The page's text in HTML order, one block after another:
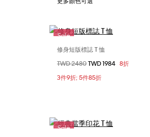
Sale
XXS
XS
修身短版標誌 T 恤
價格扣減從
TWD 2480至
TWD 1984 8折
3件9折; 5件85折
Sale